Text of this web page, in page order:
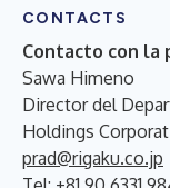
CONTACTS
Contacto con la
Sawa Himeno
Director del
Holdings
prad@rigaku.co.jp